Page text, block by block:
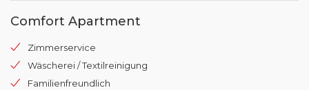
Comfort Apartment
Zimmerservice
Wäscherei / Textilreinigung
Familienfreundlich